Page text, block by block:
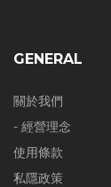
GENERAL
關於我們
- 經營理念
使用條款
私隱政策